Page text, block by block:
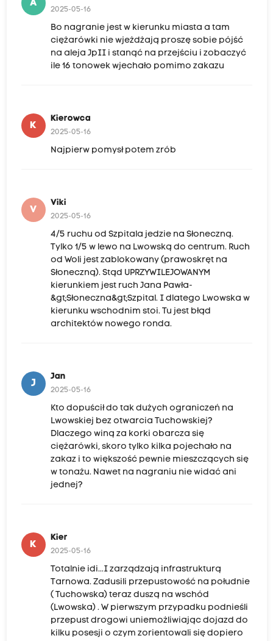
A
2025-05-16
Bo nagranie jest w kierunku miasta a tam
ciężarówki nie wjeżdżają proszę sobie pójść
na aleja JpII i stanąć na przejściu i zobaczyć
ile 16 tonowek wjechało pomimo zakazu
K
Kierowca
2025-05-16
Najpierw pomysł potem zrób
V
Viki
2025-05-16
4/5 ruchu od Szpitala jedzie na Słoneczną.
Tylko 1/5 w lewo na Lwowską do centrum. Ruch
od Woli jest zablokowany (prawoskręt na
Słoneczną). Stąd UPRZYWILEJOWANYM
kierunkiem jest ruch Jana Pawła-
&gt;Słoneczna&gt;Szpital. I dlatego Lwowska w
kierunku wschodnim stoi. Tu jest błąd
architektów nowego ronda.
J
Jan
2025-05-16
Kto dopuścił do tak dużych ograniczeń na
Lwowskiej bez otwarcia Tuchowskiej?
Dlaczego winą za korki obarcza się
ciężarówki, skoro tylko kilka pojechało na
zakaz i to większość pewnie mieszczących się
w tonażu. Nawet na nagraniu nie widać ani
jednej?
K
Kier
2025-05-16
Totalnie idi...I zarządzają infrastrukturą
Tarnowa. Zadusili przepustowość na południe
( Tuchowska) teraz duszą na wschód
(Lwowska) . W pierwszym przypadku podnieśli
przepust drogowi uniemożliwiając dojazd do
kilku posesji o czym zorientowali się dopiero